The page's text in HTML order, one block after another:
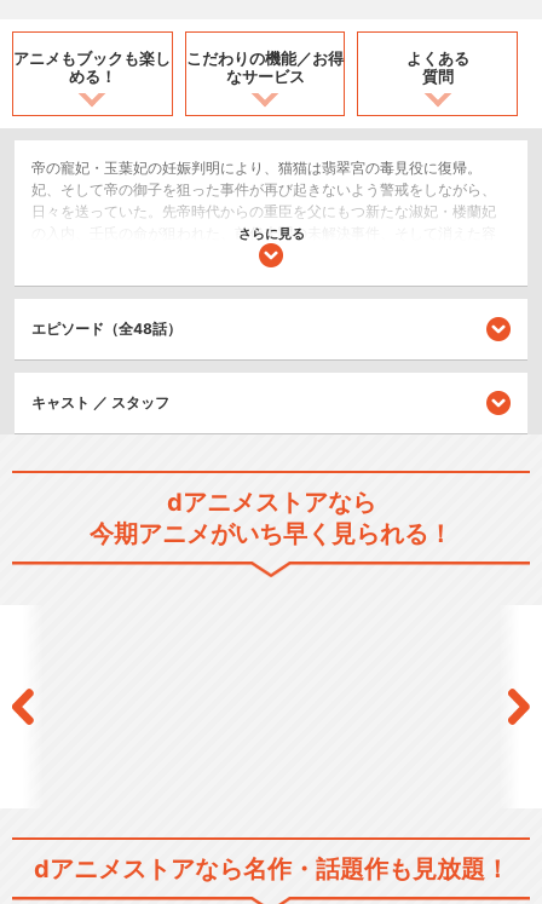
アニメもブックも楽し
める！
こだわりの機能／お得
なサービス
よくある
質問
帝の寵妃・玉葉妃の妊娠判明により、猫猫は翡翠宮の毒見役に復帰。
妃、そして帝の御子を狙った事件が再び起きないよう警戒をしながら、
日々を送っていた。先帝時代からの重臣を父にもつ新たな淑妃・楼蘭妃
の入内、壬氏の命が狙われた、前代未聞の未解決事件、そして消えた容
疑者・翠苓。不穏な空気が晴れない中、外国からの隊商、さらには無理
いた。猫猫と壬氏を待ち受ける新たな難事件。それらは、やがて国をも
巻き込む一大事件へと発展していくー
さらに見る
エピソード（全48話）
キャスト ／ スタッフ
dアニメストアなら
今期アニメがいち早く見られる！
dアニメストアなら名作・話題作も見放題！